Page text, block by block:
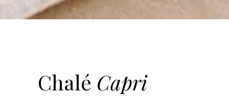
Chalé Capri